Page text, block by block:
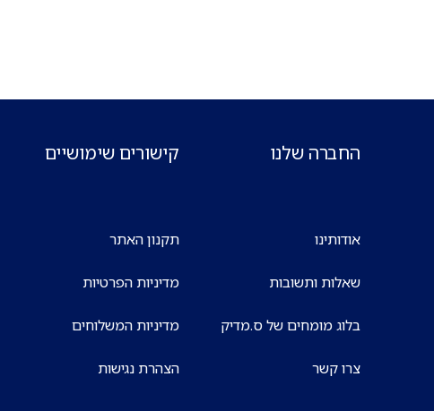
החברה שלנו
אודותינו
שאלות ותשובות
בלוג מומחים של ס.מדיק
צרו קשר
קישורים שימושיים
תקנון האתר
מדיניות הפרטיות
מדיניות המשלוחים
הצהרת נגישות